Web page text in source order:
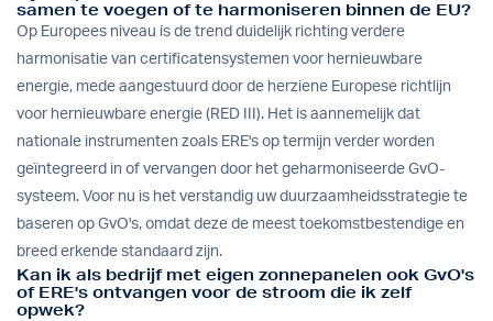
samen te voegen of te harmoniseren binnen de EU?
Op Europees niveau is de trend duidelijk richting verdere
harmonisatie van certificatensystemen voor hernieuwbare
energie, mede aangestuurd door de herziene Europese richtlijn
voor hernieuwbare energie (RED III). Het is aannemelijk dat
nationale instrumenten zoals ERE's op termijn verder worden
geïntegreerd in of vervangen door het geharmoniseerde GvO-
systeem. Voor nu is het verstandig uw duurzaamheidsstrategie te
baseren op GvO's, omdat deze de meest toekomstbestendige en
breed erkende standaard zijn.
Kan ik als bedrijf met eigen zonnepanelen ook GvO's
of ERE's ontvangen voor de stroom die ik zelf
opwek?